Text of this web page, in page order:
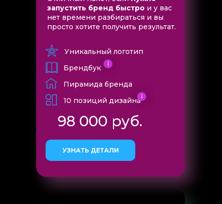
запустить бренд быстро и у вас
нет времени разбираться и вы
просто хотите получить результат.
10 позиций дизайна
Пирамида бренда
Уникальный логотип
Брендбук
УЗНАТЬ ДЕТАЛИ
98 000 руб.